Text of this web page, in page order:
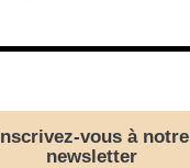
Inscrivez-vous à notre
newsletter